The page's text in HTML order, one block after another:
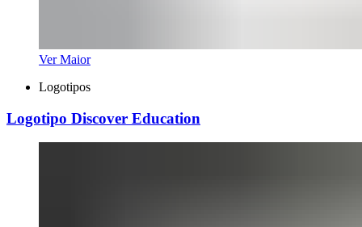
Ver Maior
Logotipos
Logotipo Discover Education